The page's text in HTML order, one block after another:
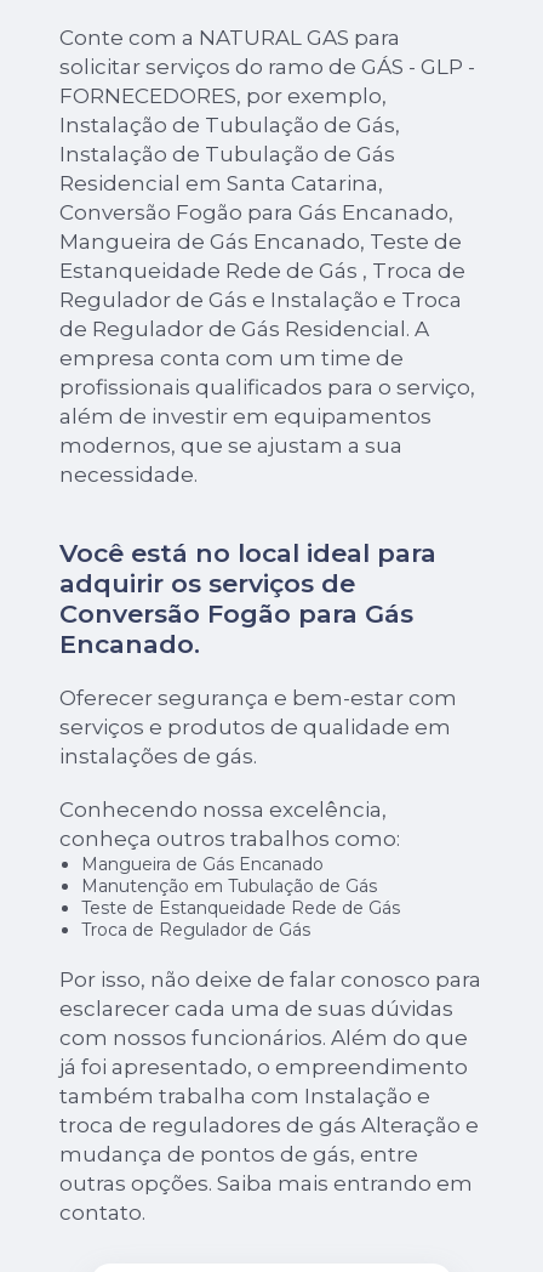
Conte com a NATURAL GAS para
solicitar serviços do ramo de GÁS - GLP -
FORNECEDORES, por exemplo,
Instalação de Tubulação de Gás,
Instalação de Tubulação de Gás
Residencial em Santa Catarina,
Conversão Fogão para Gás Encanado,
Mangueira de Gás Encanado, Teste de
Estanqueidade Rede de Gás , Troca de
Regulador de Gás e Instalação e Troca
de Regulador de Gás Residencial. A
empresa conta com um time de
profissionais qualificados para o serviço,
além de investir em equipamentos
modernos, que se ajustam a sua
necessidade.
Você está no local ideal para
adquirir os serviços de
Conversão Fogão para Gás
Encanado.
Oferecer segurança e bem-estar com
serviços e produtos de qualidade em
instalações de gás.
Conhecendo nossa excelência,
conheça outros trabalhos como:
Mangueira de Gás Encanado
Manutenção em Tubulação de Gás
Teste de Estanqueidade Rede de Gás
Troca de Regulador de Gás
Por isso, não deixe de falar conosco para
esclarecer cada uma de suas dúvidas
com nossos funcionários. Além do que
já foi apresentado, o empreendimento
também trabalha com Instalação e
troca de reguladores de gás Alteração e
mudança de pontos de gás, entre
outras opções. Saiba mais entrando em
contato.